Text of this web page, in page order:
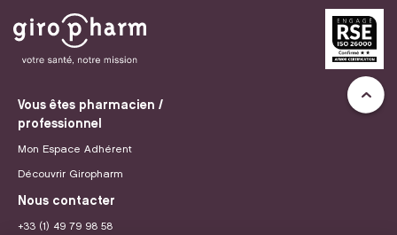
Vous êtes pharmacien /
professionnel
Mon Espace Adhérent
Découvrir Giropharm
Nous contacter
+33 (1) 49 79 98 58